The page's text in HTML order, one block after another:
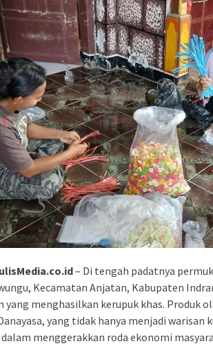
– Di tengah padatnya
Kecamatan Anjatan, Kabupaten
yang menghasilkan kerupuk khas. Produk
yang tidak hanya menjadi
menggerakkan roda ekonomi